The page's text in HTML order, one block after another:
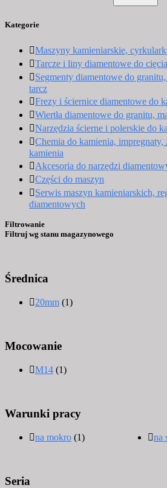
Kategorie
Maszyny kamieniarskie,
Tarcze i liny diamentowe do
Segmenty diamentowe do
tarcz
Frezy i ściernice diamentowe do
Wiertła diamentowe do granitu,
Narzędzia ścierne i polerskie do
Chemia do kamienia, impregnaty,
kamienia
Akcesoria do narzędzi
Części do maszyn
Serwis maszyn kamieniarskich,
diamentowych
Filtrowanie
Filtruj wg stanu magazynowego
Średnica
20mm (1)
Mocowanie
M14 (1)
Warunki pracy
na mokro (1) na
Seria